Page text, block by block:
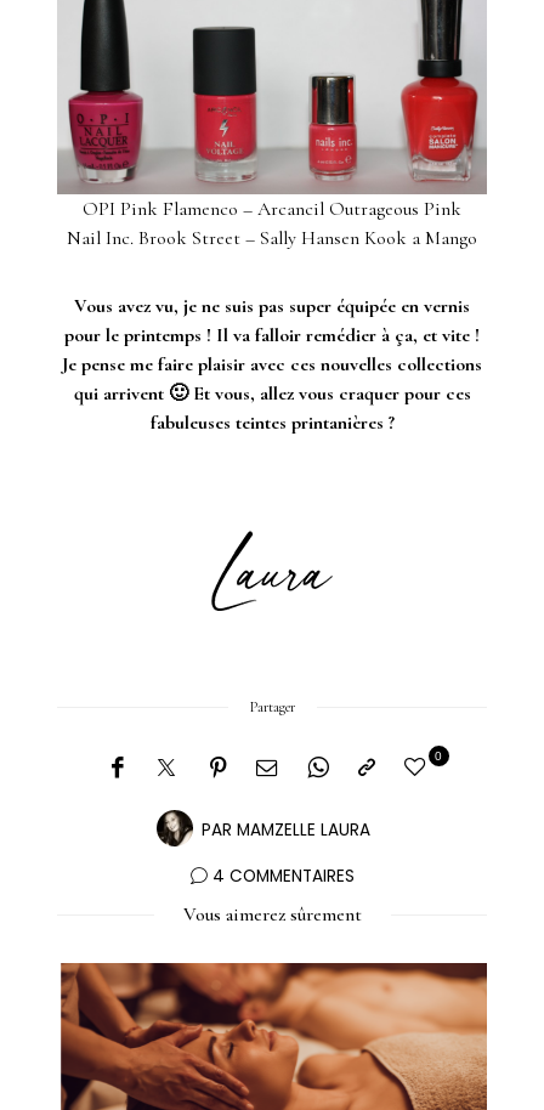
OPI Pink Flamenco – Arcancil Outrageous Pink
Nail Inc. Brook Street – Sally Hansen Kook a Mango
Vous avez vu, je ne suis pas super équipée en vernis
pour le printemps ! Il va falloir remédier à ça, et vite !
Je pense me faire plaisir avec ces nouvelles collections
qui arrivent 🙂 Et vous, allez vous craquer pour ces
fabuleuses teintes printanières ?
Partager
PAR MAMZELLE LAURA
0
4 COMMENTAIRES
Vous aimerez sûrement